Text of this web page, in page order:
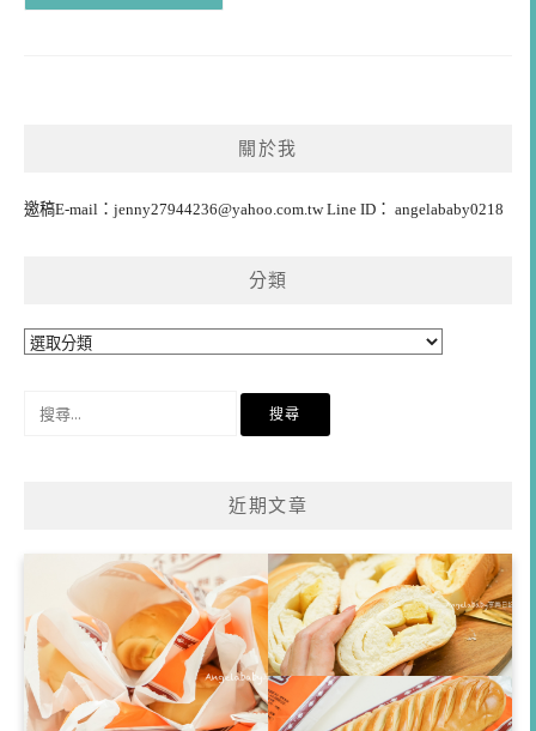
關於我
邀稿E-mail： jenny27944236@yahoo.com.twLine ID： angelababy0218
分類
分
近期文章